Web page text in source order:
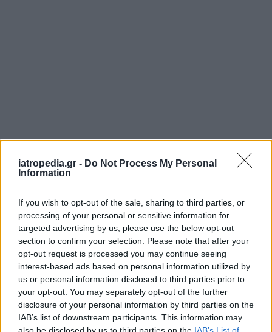
iatropedia.gr - Do Not Process My Personal
Information
If you wish to opt-out of the sale, sharing to third parties, or
processing of your personal or sensitive information for
targeted advertising by us, please use the below opt-out
section to confirm your selection. Please note that after your
opt-out request is processed you may continue seeing
interest-based ads based on personal information utilized by
us or personal information disclosed to third parties prior to
your opt-out. You may separately opt-out of the further
disclosure of your personal information by third parties on the
IAB’s list of downstream participants. This information may
also be disclosed by us to third parties on the IAB’s List of